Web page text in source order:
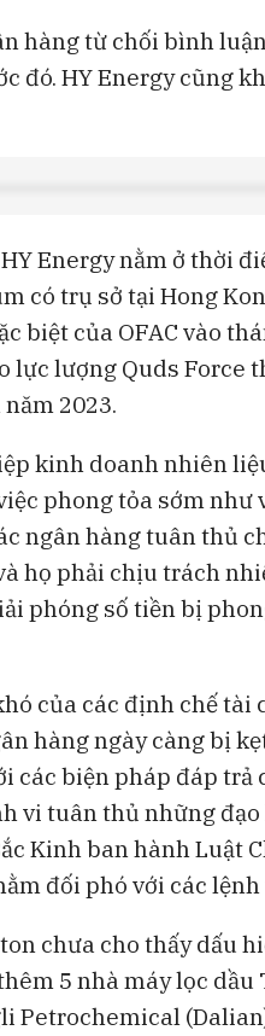
hàng từ chối bình
đó. HY Energy cũng
Energy nằm ở thời
có trụ sở tại Hong
biệt của OFAC vào
lực lượng Quds Force
2023.
kinh doanh nhiên
phong tỏa sớm như
ngân hàng tuân thủ
họ phải chịu trách
phóng số tiền bị
của các định chế tài
hàng ngày càng bị
các biện pháp đáp trả
vi tuân thủ những
Kinh ban hành Luật
đối phó với các
chưa cho thấy dấu
5 nhà máy lọc
Petrochemical